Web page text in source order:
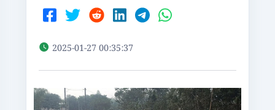
2025-01-27 00:35:37